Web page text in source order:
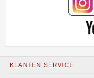
KLANTEN SERVICE